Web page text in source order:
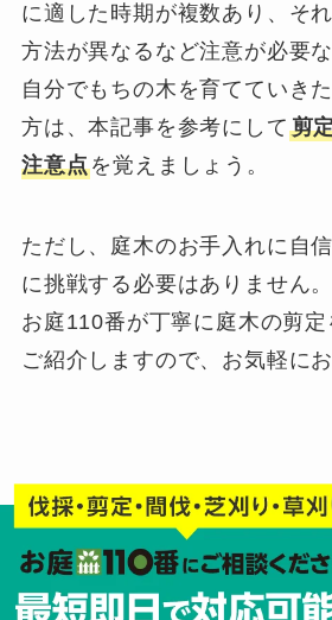
に適した時期が複数あり、そ
方法が異なるなど注意が必要
自分でもちの木を育てていき
方は、本記事を参考にして 剪
注意点を覚えましょう。
ただし、庭木のお手入れに自
に挑戦する必要はありません。
お庭110番が丁寧に庭木の剪
ご紹介しますので、お気軽に